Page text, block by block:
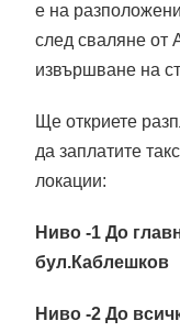
е на
след сваляне от
извършване на
Ще откриете
да заплатите
локации:
Ниво -1 До
бул.Каблешков
Ниво -2 До